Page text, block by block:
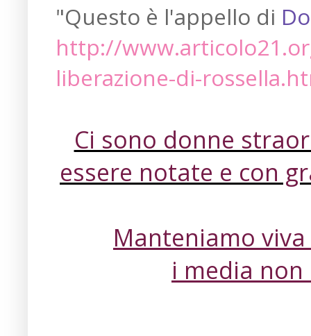
"Questo è l'appello di
http://
liberazione-di-
Ci sono donne
essere notate e con
Manteniamo
i media